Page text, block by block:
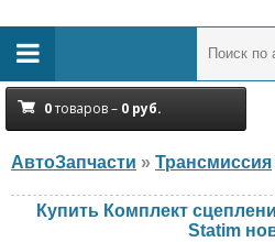
0товаров – 0 руб.
АвтоЗапчасти » Трансмиссия
Купить Комплект
Statim